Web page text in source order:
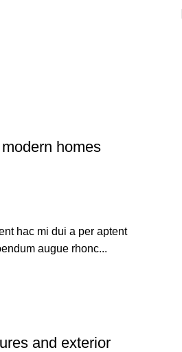
homes
hac mi dui a per aptent
augue rhonc...
and exterior